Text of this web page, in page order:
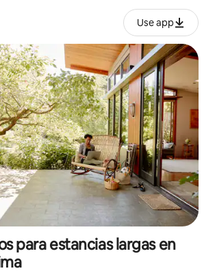
Use app
para estancias largas en